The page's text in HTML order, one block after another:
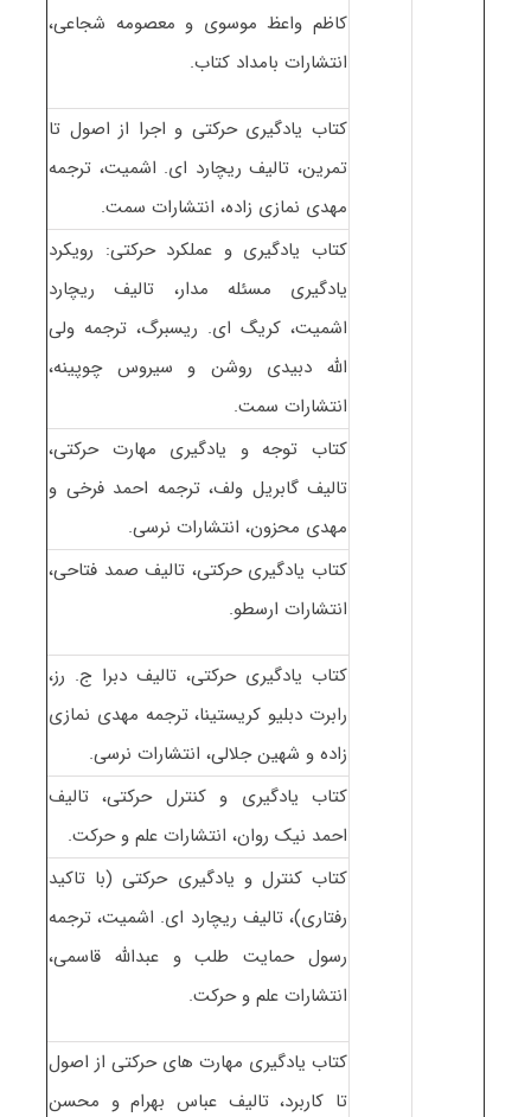
کاظم واعظ موسوی و معصومه شجاعی،
انتشارات بامداد کتاب.
کتاب یادگیری حرکتی و اجرا از اصول تا
تمرین، تالیف ریچارد ای. اشمیت، ترجمه
مهدی نمازی زاده، انتشارات سمت.
کتاب یادگیری و عملکرد حرکتی: رویکرد
یادگیری مسئله مدار، تالیف ریچارد
اشمیت، کریگ ای. ریسبرگ، ترجمه ولی
الله دبیدی روشن و سیروس چوپینه،
انتشارات سمت.
کتاب توجه و یادگیری مهارت حرکتی،
تالیف گابریل ولف، ترجمه احمد فرخی و
مهدی محزون، انتشارات نرسی.
کتاب یادگیری حرکتی، تالیف صمد فتاحی،
انتشارات ارسطو.
کتاب یادگیری حرکتی، تالیف دبرا ج. رز،
رابرت دبلیو کریستینا، ترجمه مهدی نمازی
زاده و شهین جلالی، انتشارات نرسی.
کتاب یادگیری و کنترل حرکتی، تالیف
احمد نیک روان، انتشارات علم و حرکت.
کتاب کنترل و یادگیری حرکتی (با تاکید
رفتاری)، تالیف ریچارد ای. اشمیت، ترجمه
رسول حمایت طلب و عبدالله قاسمی،
انتشارات علم و حرکت.
کتاب یادگیری مهارت های حرکتی از اصول
تا کاربرد، تالیف عباس بهرام و محسن